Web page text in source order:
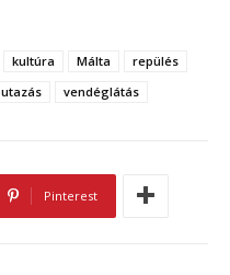
kultúra Málta
repülés
utazás vendéglátás
Pinterest